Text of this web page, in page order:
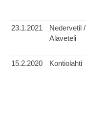
23.1.2021
Nedervetil /
Alaveteli
15.2.2020
Kontiolahti